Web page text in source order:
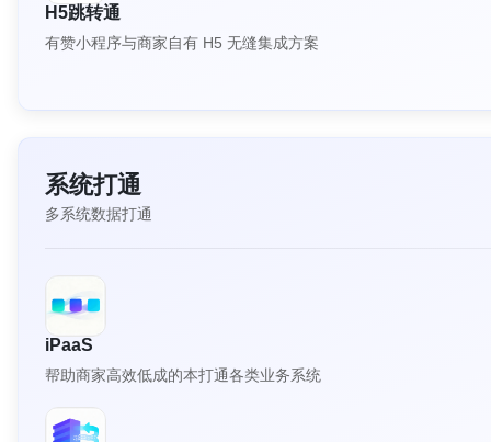
H5跳转通
有赞小程序与商家自有 H5 无缝集成方案
系统打通
多系统数据打通
iPaaS
帮助商家高效低成的本打通各类业务系统